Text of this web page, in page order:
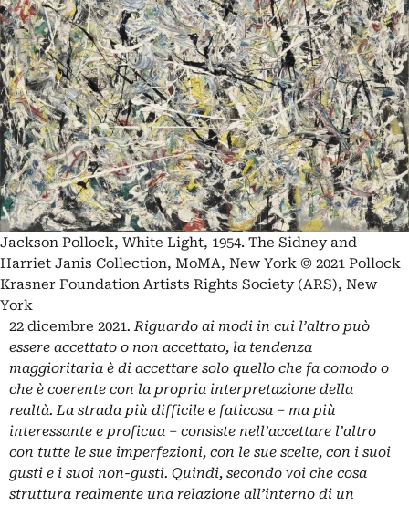
Jackson Pollock, White Light, 1954. The Sidney and
Harriet Janis Collection, MoMA, New York © 2021 Pollock
Krasner Foundation Artists Rights Society (ARS), New
York
22 dicembre 2021. Riguardo ai modi in cui l’altro può
essere accettato o non accettato, la tendenza
maggioritaria è di accettare solo quello che fa comodo o
che è coerente con la propria interpretazione della
realtà. La strada più difficile e faticosa – ma più
interessante e proficua – consiste nell’accettare l’altro
con tutte le sue imperfezioni, con le sue scelte, con i suoi
gusti e i suoi non-gusti. Quindi, secondo voi che cosa
struttura realmente una relazione all’interno di un